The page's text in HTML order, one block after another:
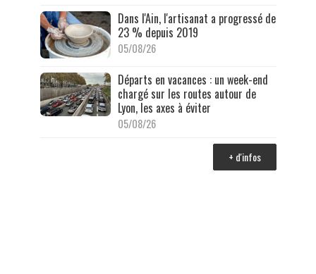
Dans l'Ain, l'artisanat a progressé de
23 % depuis 2019
05/08/26
Départs en vacances : un week-end
chargé sur les routes autour de
Lyon, les axes à éviter
05/08/26
+ d'infos